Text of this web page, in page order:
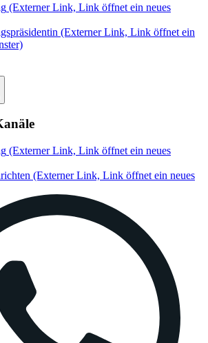
(Externer Link, Link öffnet ein neues
(Externer Link, Link öffnet ein
(Externer Link, Link öffnet ein neues
(Externer Link, Link öffnet ein neues